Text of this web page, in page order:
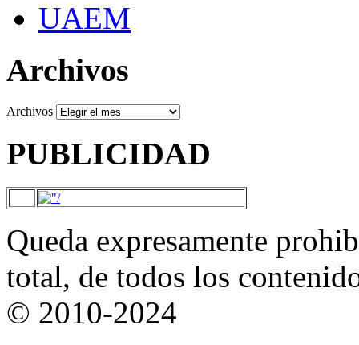
UAEM
Archivos
Archivos
PUBLICIDAD
Queda expresamente
total, de todos los
© 2010-2024